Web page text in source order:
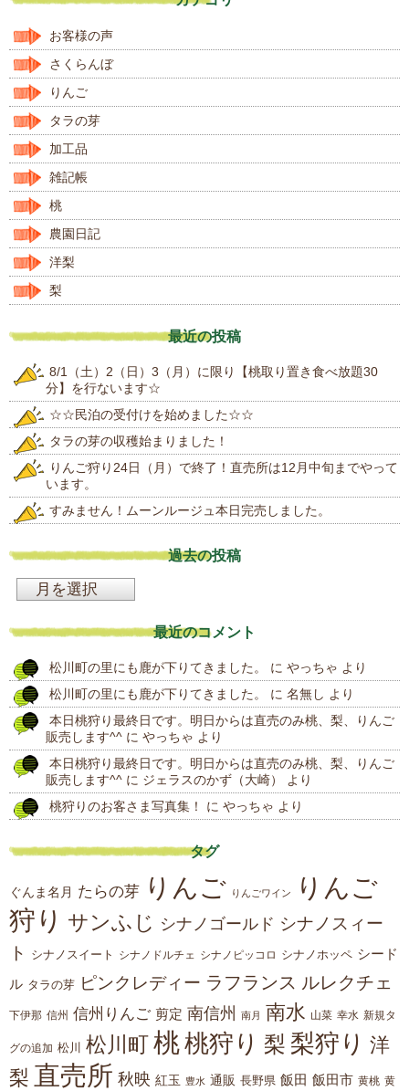
お客様の声
さくらんぼ
りんご
タラの芽
加工品
雑記帳
桃
農園日記
洋梨
梨
最近の投稿
8/1（土）2（日）3（月）に限り【桃取り置き食べ放題30
分】を行ないます☆
☆☆民泊の受付けを始めました☆☆
タラの芽の収穫始まりました！
りんご狩り24日（月）で終了！直売所は12月中旬までやって
います。
すみません！ムーンルージュ本日完売しました。
過去の投稿
投
稿
最近のコメント
松川町の里にも鹿が下りてきました。 に やっちゃ より
松川町の里にも鹿が下りてきました。
に 名無し より
本日桃狩り最終日です。明日からは直売のみ桃、梨、りんご
販売します^^ に やっちゃ より
本日桃狩り最終日です。明日からは直売のみ桃、梨、りんご
販売します^^ に ジェラスのかず（大崎）
より
桃狩りのお客さま写真集！
に やっちゃ より
タグ
ぐんま名月 たらの芽 りんご りんごワイン
りんご
狩り サンふじ シナノゴールド シナノスィー
ト
シナノスイート シナノドルチェ シナノピッコロ シナノホッペ シード
ル タラの芽 ピンクレディー ラフランス ルレクチェ
下伊那 信州 信州りんご 剪定 南信州 南月 南水 山菜 幸水 新規タ
グの追加 松川 松川町 桃桃狩り 梨 梨狩り 洋
梨 直売所 秋映 紅玉 豊水 通販 長野県 飯田 飯田市 黄桃 黄